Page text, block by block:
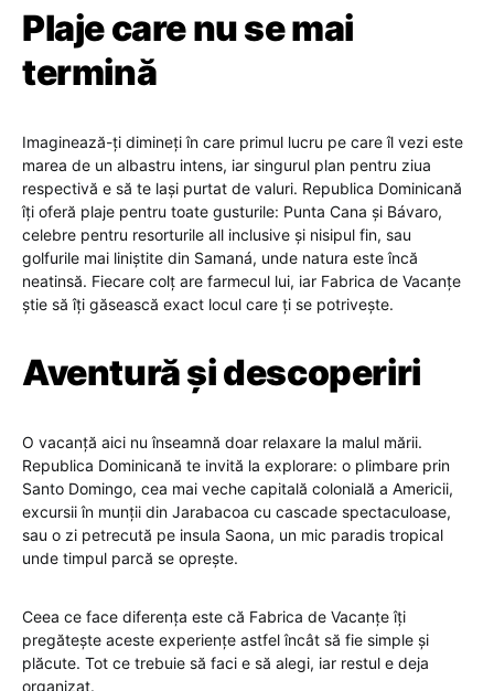
Plaje care nu se mai
termină
Imaginează-ți dimineți în care primul lucru pe care îl vezi este
marea de un albastru intens, iar singurul plan pentru ziua
respectivă e să te lași purtat de valuri. Republica Dominicană
îți oferă plaje pentru toate gusturile: Punta Cana și Bávaro,
celebre pentru resorturile all inclusive și nisipul fin, sau
golfurile mai liniștite din Samaná, unde natura este încă
neatinsă. Fiecare colț are farmecul lui, iar Fabrica de Vacanțe
știe să îți găsească exact locul care ți se potrivește.
Aventură și descoperiri
O vacanță aici nu înseamnă doar relaxare la malul mării.
Republica Dominicană te invită la explorare: o plimbare prin
Santo Domingo, cea mai veche capitală colonială a Americii,
excursii în munții din Jarabacoa cu cascade spectaculoase,
sau o zi petrecută pe insula Saona, un mic paradis tropical
unde timpul parcă se oprește.
Ceea ce face diferența este că Fabrica de Vacanțe îți
pregătește aceste experiențe astfel încât să fie simple și
plăcute. Tot ce trebuie să faci e să alegi, iar restul e deja
organizat.